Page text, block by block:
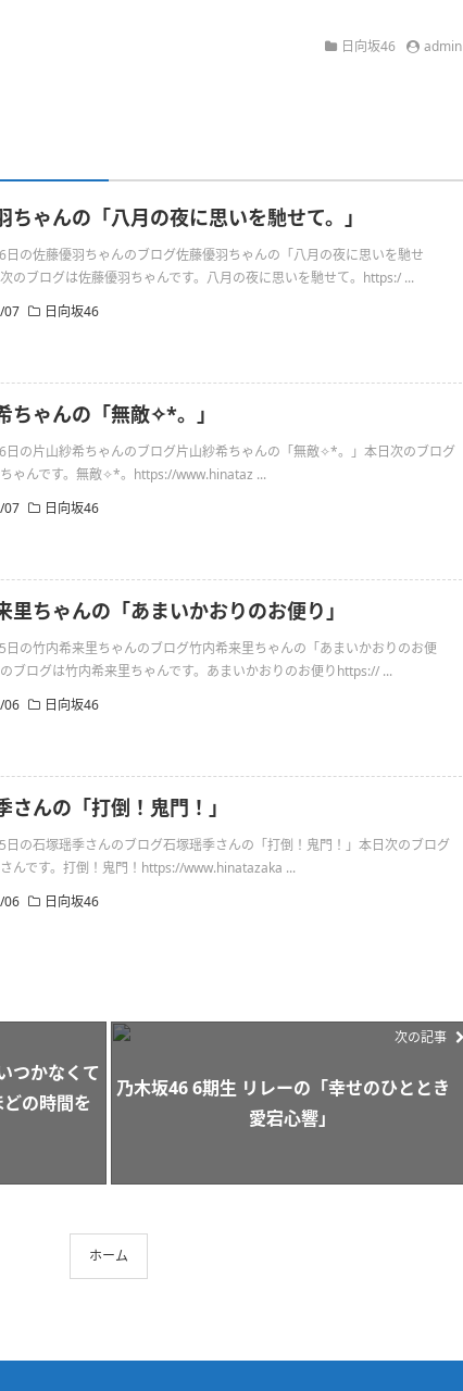
日向坂46 admin
ちゃんの「八月の夜に思いを馳せて。」
日の佐藤優羽ちゃんのブログ佐藤優羽ちゃんの「八月の夜に思いを馳せ
のブログは佐藤優羽ちゃんです。八月の夜に思いを馳せて。https:/ ...
07
日向坂46
ちゃんの「無敵✧︎*。」
日の片山紗希ちゃんのブログ片山紗希ちゃんの「無敵✧︎*。」本日次のブログ
ゃんです。無敵✧︎*。https://www.hinataz ...
07
日向坂46
里ちゃんの「あまいかおりのお便り」
日の竹内希来里ちゃんのブログ竹内希来里ちゃんの「あまいかおりのお便
ブログは竹内希来里ちゃんです。あまいかおりのお便りhttps:// ...
06
日向坂46
さんの「打倒！鬼門！」
日の石塚瑶季さんのブログ石塚瑶季さんの「打倒！鬼門！」本日次のブログ
んです。打倒！鬼門！https://www.hinatazaka ...
06
日向坂46
つかなくて
の時間を
次の記事
乃木坂46 6期生 リレーの「幸せのひととき
愛宕心響」
ホーム